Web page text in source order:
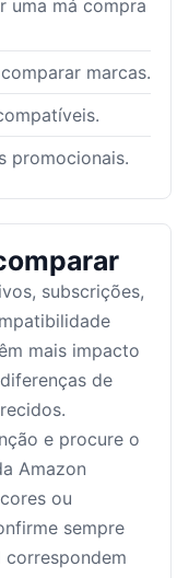
uma má compra
marcas.
promocionais.
subscrições,
mais impacto
de
e procure o
Amazon
ou
sempre
correspondem